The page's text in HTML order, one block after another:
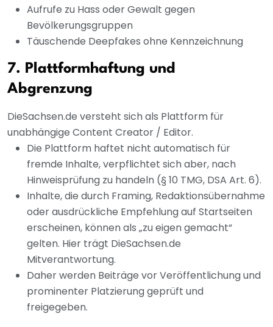
Aufrufe zu Hass oder Gewalt gegen
Bevölkerungsgruppen
Täuschende Deepfakes ohne Kennzeichnung
7. Plattformhaftung und
Abgrenzung
DieSachsen.de versteht sich als Plattform für
unabhängige Content Creator / Editor.
Die Plattform haftet nicht automatisch für
fremde Inhalte, verpflichtet sich aber, nach
Hinweisprüfung zu handeln (§ 10 TMG, DSA Art. 6).
Inhalte, die durch Framing, Redaktionsübernahme
oder ausdrückliche Empfehlung auf Startseiten
erscheinen, können als „zu eigen gemacht“
gelten. Hier trägt DieSachsen.de
Mitverantwortung.
Daher werden Beiträge vor Veröffentlichung und
prominenter Platzierung geprüft und
freigegeben.